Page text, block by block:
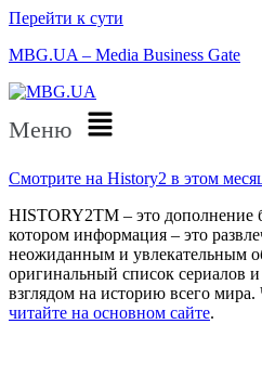
Перейти к сути
MBG.UA – Media Business Gate
Меню
Смотрите на History2 в этом
HISTORY2TM – это дополнение
котором информация – это
неожиданным и увлекательным
оригинальный список сериалов
взглядом на историю всего
читайте на основном сайте.